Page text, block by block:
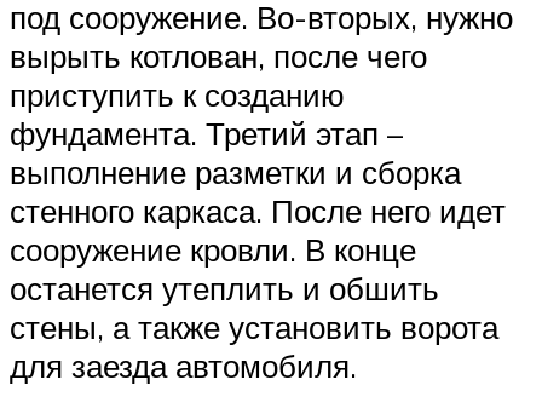
под сооружение. Во-вторых, нужно
вырыть котлован, после чего
приступить к созданию
фундамента. Третий этап –
выполнение разметки и сборка
стенного каркаса. После него идет
сооружение кровли. В конце
останется утеплить и обшить
стены, а также установить ворота
для заезда автомобиля.